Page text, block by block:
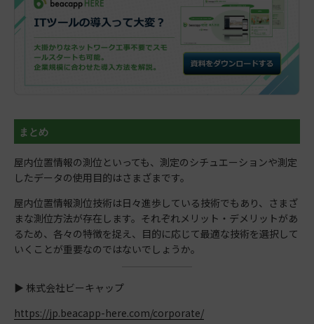
まとめ
屋内位置情報の測位といっても、測定のシチュエーションや測定
したデータの使用目的はさまざまです。
屋内位置情報測位技術は日々進歩している技術でもあり、さまざ
まな測位方法が存在します。それぞれメリット・デメリットがあ
るため、各々の特徴を捉え、目的に応じて最適な技術を選択して
いくことが重要なのではないでしょうか。
▶︎ 株式会社ビーキャップ
https://jp.beacapp-here.com/corporate/